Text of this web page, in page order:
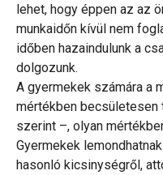
lehet, hogy éppen az az
munkaidőn kívül nem
időben hazaindulunk a
dolgozunk.
A gyermekek számára a
mértékben
szerint –, olyan
Gyermekek
hasonló kicsinységről,